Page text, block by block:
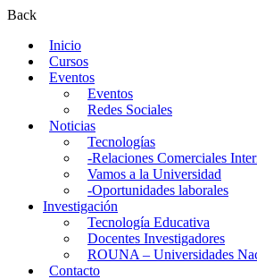
Back
Inicio
Cursos
Eventos
Eventos
Redes Sociales
Noticias
Tecnologías
-Relaciones Comerciales
Vamos a la Universidad
-Oportunidades laborales
Investigación
Tecnología Educativa
Docentes Investigadores
ROUNA – Universidades
Contacto